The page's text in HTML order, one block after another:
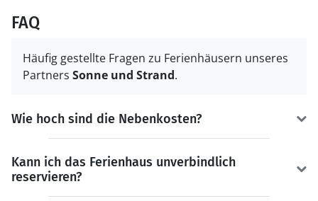
FAQ
Häufig gestellte Fragen zu Ferienhäusern unseres
Partners Sonne und Strand.
Wie hoch sind die Nebenkosten?
Kann ich das Ferienhaus unverbindlich
reservieren?